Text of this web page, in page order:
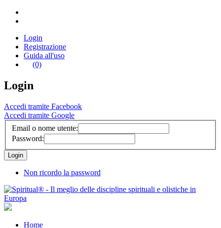
Login
Registrazione
Guida all'uso
(0)
Login
Accedi tramite Facebook
Accedi tramite Google
Email o nome utente:
Password:
Non ricordo la password
Home